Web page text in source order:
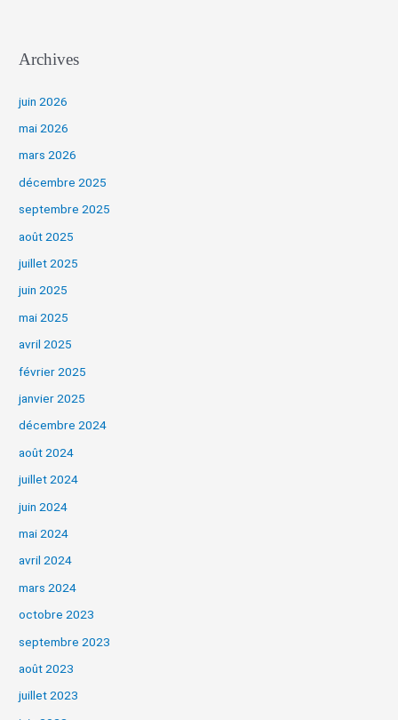
Archives
juin 2026
mai 2026
mars 2026
décembre 2025
septembre 2025
août 2025
juillet 2025
juin 2025
mai 2025
avril 2025
février 2025
janvier 2025
décembre 2024
août 2024
juillet 2024
juin 2024
mai 2024
avril 2024
mars 2024
octobre 2023
septembre 2023
août 2023
juillet 2023